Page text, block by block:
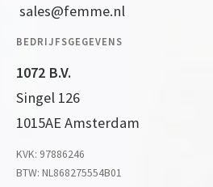
sales@femme.nl
BEDRIJFSGEGEVENS
1072 B.V.
Singel 126
1015AE Amsterdam
KVK: 97886246
BTW: NL868275554B01